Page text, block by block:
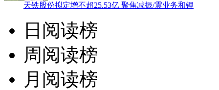
天铁股份拟定增不超25.53亿 聚焦减振/震业务和锂
日阅读榜
周阅读榜
月阅读榜